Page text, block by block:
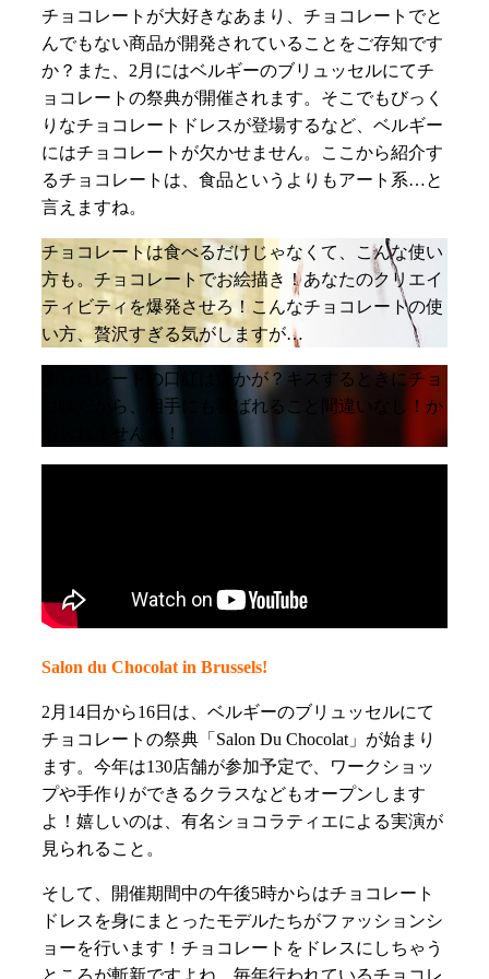
チョコレートが大好きなあまり、チョコレートでと
んでもない商品が開発されていることをご存知です
か？また、2月にはベルギーのブリュッセルにてチ
ョコレートの祭典が開催されます。そこでもびっく
りなチョコレートドレスが登場するなど、ベルギー
にはチョコレートが欠かせません。ここから紹介す
るチョコレートは、食品というよりもアート系…と
言えますね。
チョコレートは食べるだけじゃなくて、こんな使い
方も。チョコレートでお絵描き！あなたのクリエイ
ティビティを爆発させろ！こんなチョコレートの使
い方、贅沢すぎる気がしますが…
チョコレートの口紅はいかが？キスするときにチョ
コ味だから、相手にも喜ばれること間違いなし！か
もしれませんね！
Salon du Chocolat in Brussels!
2月14日から16日は、ベルギーのブリュッセルにて
チョコレートの祭典「Salon Du Chocolat」が始まり
ます。今年は130店舗が参加予定で、ワークショッ
プや手作りができるクラスなどもオープンします
よ！嬉しいのは、有名ショコラティエによる実演が
見られること。
そして、開催期間中の午後5時からはチョコレート
ドレスを身にまとったモデルたちがファッションシ
ョーを行います！チョコレートをドレスにしちゃう